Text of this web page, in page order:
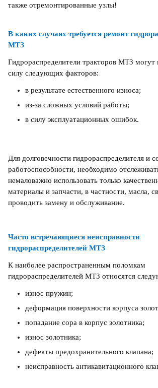
также отремонтированные узлы!
В каких случаях требуется ремонт
МТЗ
Гидрораспределители тракторов МТЗ могут
силу следующих факторов:
в результате естественного износа;
из-за сложных условий работы;
в силу эксплуатационных ошибок.
Для долговечности гидрораспределителя и
работоспособности, необходимо
немаловажно использовать только
материалы и запчасти, в частности, масла,
проводить замену и обслуживание.
Часто встречающиеся неисправности
гидрораспределителей МТЗ
К наиболее распространенным поломкам
гидрораспределителей МТЗ относятся
износ пружин;
деформация поверхности корпуса
попадание сора в корпус золотника;
износ золотника;
дефекты предохранительного клапана;
неисправность антикавитационного